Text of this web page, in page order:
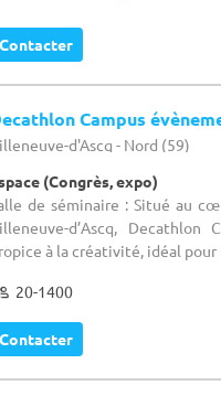
Contacter
Campus
d'Ascq - Nord (59)
(Congrès, expo)
de séminaire : Situé au
d’Ascq,
à la créativité, idéal pour
20-1400
Contacter